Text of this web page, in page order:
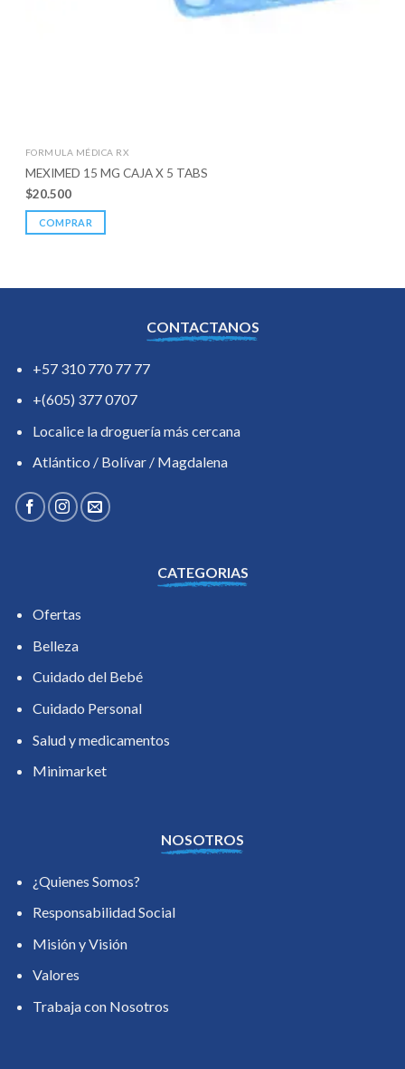
FORMULA MÉDICA RX
MEXIMED 15 MG CAJA X 5 TABS
$20.500
COMPRAR
CONTACTANOS
+57 310 770 77 77
+(605) 377 0707
Localice la droguería más cercana
Atlántico / Bolívar / Magdalena
CATEGORIAS
Ofertas
Belleza
Cuidado del Bebé
Cuidado Personal
Salud y medicamentos
Minimarket
NOSOTROS
¿Quienes Somos?
Responsabilidad Social
Misión y Visión
Valores
Trabaja con Nosotros